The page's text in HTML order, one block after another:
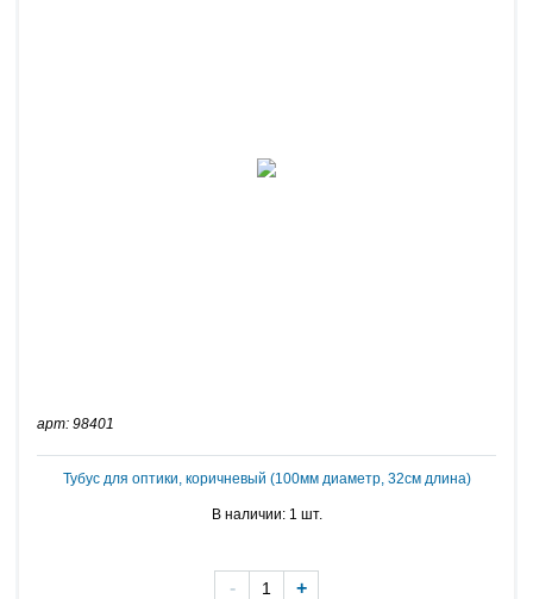
арт: 98401
Тубус для оптики, коричневый (100мм диаметр, 32см длина)
В наличии: 1 шт.
- +